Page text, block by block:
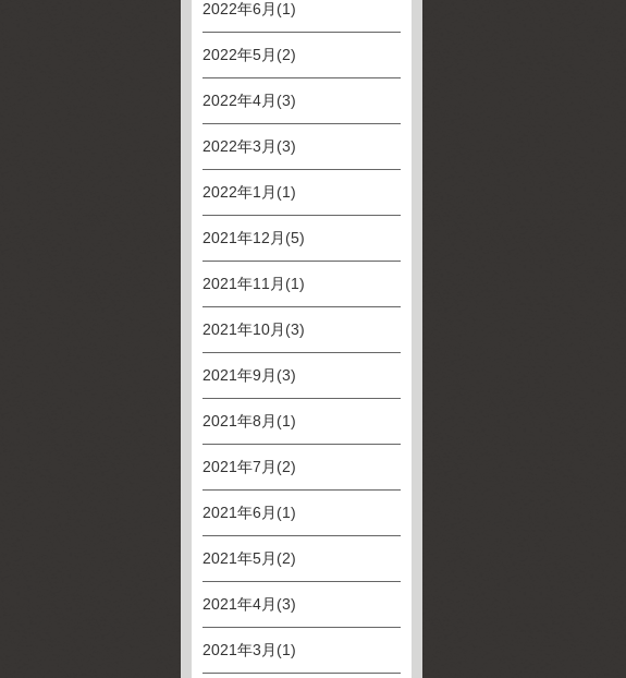
2022年6月(1)
2022年5月(2)
2022年4月(3)
2022年3月(3)
2022年1月(1)
2021年12月(5)
2021年11月(1)
2021年10月(3)
2021年9月(3)
2021年8月(1)
2021年7月(2)
2021年6月(1)
2021年5月(2)
2021年4月(3)
2021年3月(1)